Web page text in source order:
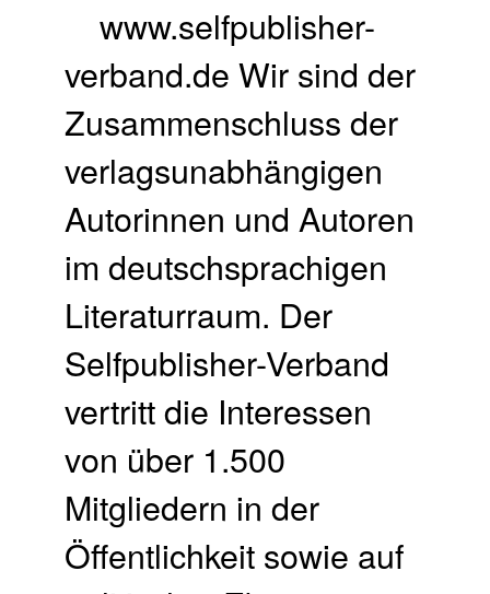
www.selfpublisher-
verband.de Wir sind der
Zusammenschluss der
verlagsunabhängigen
Autorinnen und Autoren
im deutschsprachigen
Literaturraum. Der
Selfpublisher-Verband
vertritt die Interessen
von über 1.500
Mitgliedern in der
Öffentlichkeit sowie auf